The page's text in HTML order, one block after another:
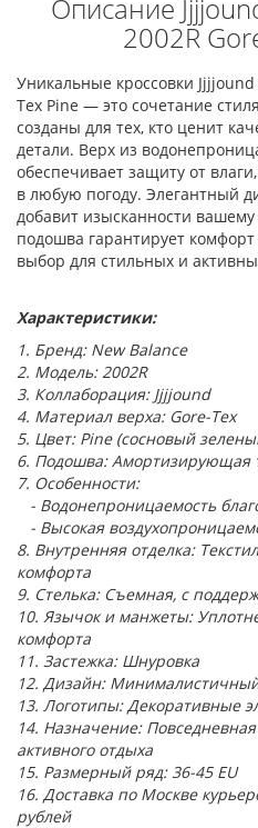
Описание
2002R
Уникальные кроссовки
Tex Pine — это сочетание
созданы для тех, кто ценит
детали. Верх из
обеспечивает защиту от
в любую погоду. Элегантный
добавит изысканности
подошва гарантирует
выбор для стильных и
Характеристики:
1. Бренд: New Balance
2. Модель: 2002R
3. Коллаборация: Jjjjound
4. Материал верха: Gore-Tex
5. Цвет: Pine (сосновый
6. Подошва: Амортизирующая
7. Особенности:
- Водонепроницаемость
- Высокая
8. Внутренняя отделка:
комфорта
9. Стелька: Съемная, с
10. Язычок и манжеты:
комфорта
11. Застежка: Шнуровка
12. Дизайн:
13. Логотипы: Декоративные
14. Назначение:
активного отдыха
15. Размерный ряд: 36-45 EU
16. Доставка по Москве
рублей